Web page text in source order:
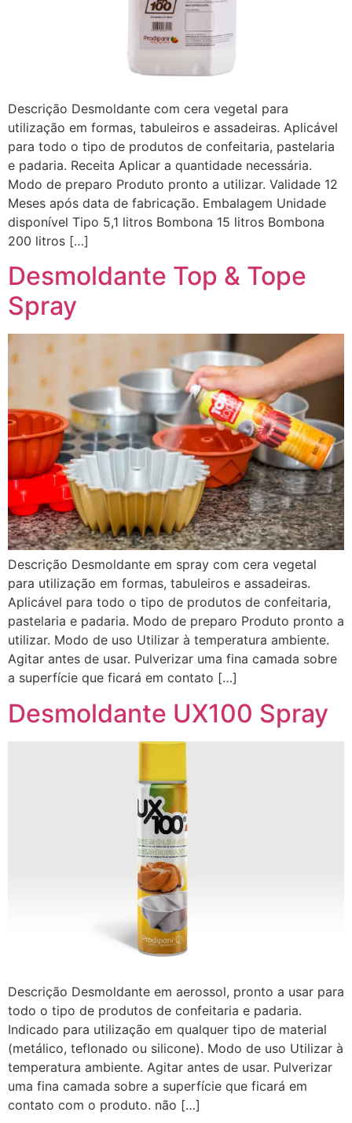
Descrição Desmoldante com cera vegetal para
utilização em formas, tabuleiros e assadeiras. Aplicável
para todo o tipo de produtos de confeitaria, pastelaria
e padaria. Receita Aplicar a quantidade necessária.
Modo de preparo Produto pronto a utilizar. Validade 12
Meses após data de fabricação. Embalagem Unidade
disponível Tipo 5,1 litros Bombona 15 litros Bombona
200 litros […]
Desmoldante Top & Tope
Spray
Descrição Desmoldante em spray com cera vegetal
para utilização em formas, tabuleiros e assadeiras.
Aplicável para todo o tipo de produtos de confeitaria,
pastelaria e padaria. Modo de preparo Produto pronto a
utilizar. Modo de uso Utilizar à temperatura ambiente.
Agitar antes de usar. Pulverizar uma fina camada sobre
a superfície que ficará em contato […]
Desmoldante UX100 Spray
Descrição Desmoldante em aerossol, pronto a usar para
todo o tipo de produtos de confeitaria e padaria.
Indicado para utilização em qualquer tipo de material
(metálico, teflonado ou silicone). Modo de uso Utilizar à
temperatura ambiente. Agitar antes de usar. Pulverizar
uma fina camada sobre a superfície que ficará em
contato com o produto. não […]